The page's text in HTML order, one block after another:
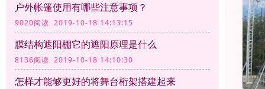
户外帐篷使用有哪些注意事项？
9020阅读 2019-10-18 14:13:15
膜结构遮阳棚它的遮阳原理是什么
8136阅读 2019-10-18 14:10:30
怎样才能够更好的将舞台桁架搭建起来